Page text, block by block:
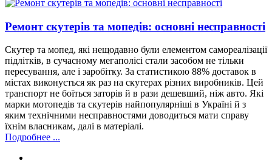
Ремонт скутерів та мопедів: основні несправності
Скутер та мопед, які нещодавно були елементом самореалізації
підлітків, в сучасному мегаполісі стали засобом не тільки
пересування, але і заробітку. За статистикою 88% доставок в
містах виконується як раз на скутерах різних виробників. Цей
транспорт не боїться заторів й в рази дешевший, ніж авто. Які
марки мотопедів та скутерів найпопулярніші в Україні й з
яким технічними несправностями доводиться мати справу
їхнім власникам, далі в матеріалі.
Подробнее ...